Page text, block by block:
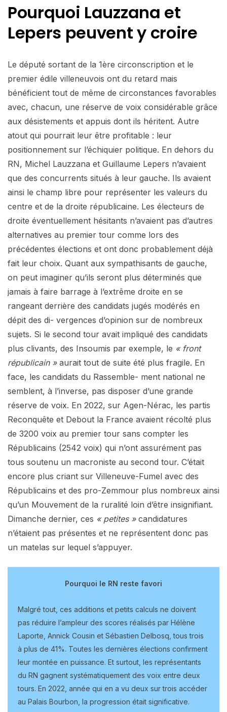
Pourquoi Lauzzana et
Lepers peuvent y croire
Le député sortant de la 1ère circonscription et le
premier édile villeneuvois ont du retard mais
bénéficient tout de même de circonstances favorables
avec, chacun, une réserve de voix considérable grâce
aux désistements et appuis dont ils héritent. Autre
atout qui pourrait leur être profitable : leur
positionnement sur l’échiquier politique. En dehors du
RN, Michel Lauzzana et Guillaume Lepers n’avaient
que des concurrents situés à leur gauche. Ils avaient
ainsi le champ libre pour représenter les valeurs du
centre et de la droite républicaine. Les électeurs de
droite éventuellement hésitants n’avaient pas d’autres
alternatives au premier tour comme lors des
précédentes élections et ont donc probablement déjà
fait leur choix. Quant aux sympathisants de gauche,
on peut imaginer qu’ils seront plus déterminés que
jamais à faire barrage à l’extrême droite en se
rangeant derrière des candidats jugés modérés en
dépit des di- vergences d’opinion sur de nombreux
sujets. Si le second tour avait impliqué des candidats
plus clivants, des Insoumis par exemple, le « front
républicain »aurait tout de suite été plus fragile. En
face, les candidats du Rassemble- ment national ne
semblent, à l’inverse, pas disposer d’une grande
réserve de voix. En 2022, sur Agen-Nérac, les partis
Reconquête et Debout la France avaient récolté plus
de 3200 voix au premier tour sans compter les
Républicains (2542 voix) qui n’ont assurément pas
tous soutenu un macroniste au second tour. C’était
encore plus criant sur Villeneuve-Fumel avec des
Républicains et des pro-Zemmour plus nombreux ainsi
qu’un Mouvement de la ruralité loin d’être insignifiant.
Dimanche dernier, ces « petites »candidatures
n’étaient pas présentes et ne représentent donc pas
un matelas sur lequel s’appuyer.
Pourquoi le RN reste favori
Malgré tout, ces additions et petits calculs ne doivent
pas réduire l’ampleur des scores réalisés par Hélène
Laporte, Annick Cousin et Sébastien Delbosq, tous trois
à plus de 41%. Toutes les dernières élections confirment
leur montée en puissance. Et surtout, les représentants
du RN gagnent systématiquement des voix entre deux
tours. En 2022, année qui en a vu deux sur trois accéder
au Palais Bourbon, la progression était significative.